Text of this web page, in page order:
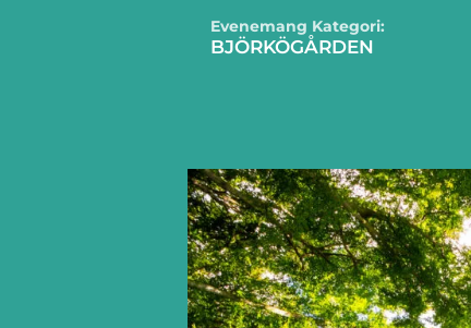
Evenemang Kategori:
BJÖRKÖGÅRDEN